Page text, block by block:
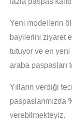
Yeni modellerin
bayilerini ziyaret
tutuyor ve en
araba paspasları
Yılların verdiği
paspaslarımızda
verebilmekteyiz.